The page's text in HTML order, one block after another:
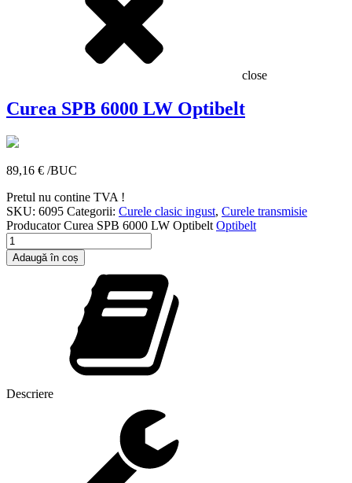
close
Curea SPB 6000 LW Optibelt
89,16 € /BUC
Pretul nu contine TVA !
SKU: 6095 Categorii: Curele clasic ingust, Curele transmisie
ProducatorCurea SPB 6000 LW Optibelt Optibelt
Cantitate
Curea
SPB
Adaugă în coș
Descriere